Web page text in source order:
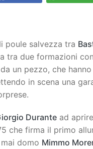
poule salvezza tra
tra due formazioni
un pezzo, che
in scena una
Durante ad
che firma il primo
domo Mimmo